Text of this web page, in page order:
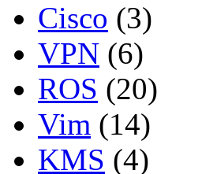
Cisco (3)
VPN (6)
ROS (20)
Vim (14)
KMS (4)